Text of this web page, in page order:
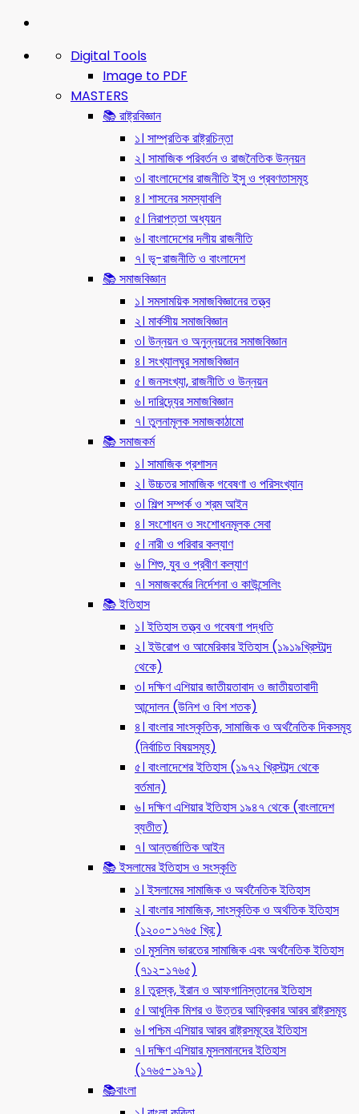
Digital Tools
Image to PDF
MASTERS
📚 রাষ্ট্রবিজ্ঞান
১। সাম্প্রতিক রাষ্ট্রচিন্তা
২। সামাজিক পরিবর্তন ও রাজনৈতিক উন্নয়ন
৩। বাংলাদেশের রাজনীতি ইসু ও প্রবণতাসমূহ
৪। শাসনের সমস্যাবলি
৫। নিরাপত্তা অধ্যয়ন
৬। বাংলাদেশের দলীয় রাজনীতি
৭। ভূ-রাজনীতি ও বাংলাদেশ
📚 সমাজবিজ্ঞান
১। সমসাময়িক সমাজবিজ্ঞানের তত্ত্ব
২। মার্কসীয় সমাজবিজ্ঞান
৩। উন্নয়ন ও অনুন্নয়নের সমাজবিজ্ঞান
৪। সংখ্যালঘুর সমাজবিজ্ঞান
৫। জনসংখ্যা, রাজনীতি ও উন্নয়ন
৬। দারিদ্র্যের সমাজবিজ্ঞান
৭। তুলনামূলক সমাজকাঠামো
📚 সমাজকর্ম
১। সামাজিক প্রশাসন
২। উচ্চতর সামাজিক গবেষণা ও পরিসংখ্যান
৩। শিল্প সম্পর্ক ও শ্রম আইন
৪। সংশোধন ও সংশোধনমূলক সেবা
৫। নারী ও পরিবার কল্যাণ
৬। শিশু, যুব ও প্রবীণ কল্যাণ
৭। সমাজকর্মের নির্দেশনা ও কাউন্সেলিং
📚 ইতিহাস
১। ইতিহাস তত্ত্ব ও গবেষণা পদ্ধতি
২। ইউরোপ ও আমেরিকার ইতিহাস (১৯১৯খ্রিস্টাব্দ
থেকে)
৩। দক্ষিণ এশিয়ার জাতীয়তাবাদ ও জাতীয়তাবাদী
আন্দোলন (উনিশ ও বিশ শতক)
৪। বাংলার সাংস্কৃতিক, সামাজিক ও অর্থনৈতিক দিকসমূহ
(নির্বাচিত বিষয়সমূহ)
৫। বাংলাদেশের ইতিহাস (১৯৭২ খ্রিস্টাব্দ থেকে
বর্তমান)
৬। দক্ষিণ এশিয়ার ইতিহাস ১৯৪৭ থেকে (বাংলাদেশ
ব্যতীত)
৭। আন্তর্জাতিক আইন
📚 ইসলামের ইতিহাস ও সংস্কৃতি
১। ইসলামের সামাজিক ও অর্থনৈতিক ইতিহাস
২। বাংলার সামাজিক, সাংস্কৃতিক ও অর্থতিক ইতিহাস
(১২০০-১৭৬৫ খ্রি:)
৩। মুসলিম ভারতের সামাজিক এবং অর্থনৈতিক ইতিহাস
(৭১২-১৭৬৫)
৪। তুরস্ক, ইরান ও আফগানিস্তানের ইতিহাস
৫। আধুনিক মিশর ও উত্তর আফ্রিকার আরব রাষ্ট্রসমূহ
৬। পশ্চিম এশিয়ার আরব রাষ্ট্রসমূহের ইতিহাস
৭। দক্ষিণ এশিয়ার মুসলমানদের ইতিহাস
(১৭৬৫-১৯৭১)
📚বাংলা